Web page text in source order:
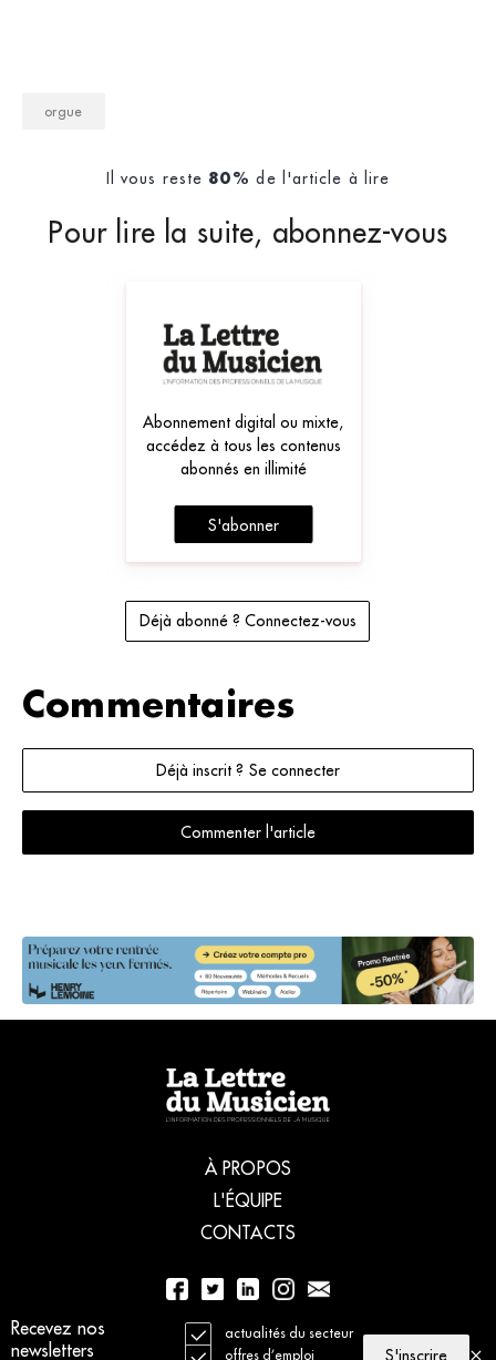
Recevez nos
newsletters
actualités du secteur
offres d’emploi
S'inscrire
orgue
Il vous reste 80% de l'article à lire
Pour lire la suite, abonnez-vous
Abonnement digital ou mixte,
accédez à tous les contenus
abonnés en illimité
S'abonner
Déjà abonné ? Connectez-vous
Commentaires
Déjà inscrit ? Se connecter
Commenter l'article
À PROPOS
L'ÉQUIPE
CONTACTS
01 56 77 04 00